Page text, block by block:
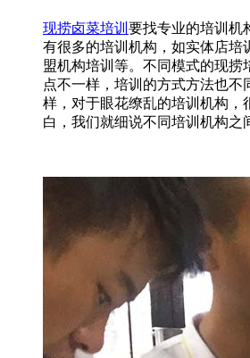
现捞卤菜培训 要找专业的培训机
有很多的培训机构，如实体店培
盟机构培训等。不同模式的现捞
点不一样，培训的方式方法也不
样，对于眼花缭乱的培训机构，
白，我们就细说不同培训机构之